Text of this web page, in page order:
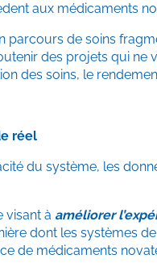
aux médicaments
de soins
des projets qui
des soins, le
réel
du système, les
visant à améliorer
dont les systèmes
de médicaments